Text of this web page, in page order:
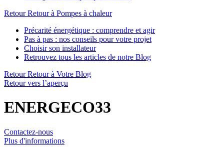
Retour Retour à Pompes à chaleur
Précarité énergétique : comprendre et agir
Pas à pas : nos conseils pour votre projet
Choisir son installateur
Retrouvez tous les articles de notre Blog
Retour Retour à Votre Blog
Retour vers l’aperçu
ENERGECO33
Contactez-nous
Plus d'informations